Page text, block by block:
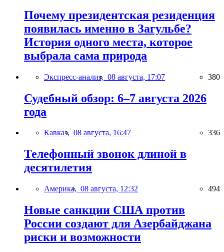
Почему президентская резиденция
появилась именно в Загульбе?
История одного места, которое
выбрала сама природа
Экспресс-анализ, 08 августа, 17:07 380
Судебный обзор: 6–7 августа 2026
года
Кавказ, 08 августа, 16:47 336
Телефонный звонок длиной в
десятилетия
Америка, 08 августа, 12:32 494
Новые санкции США против
России создают для Азербайджана
риски и возможности